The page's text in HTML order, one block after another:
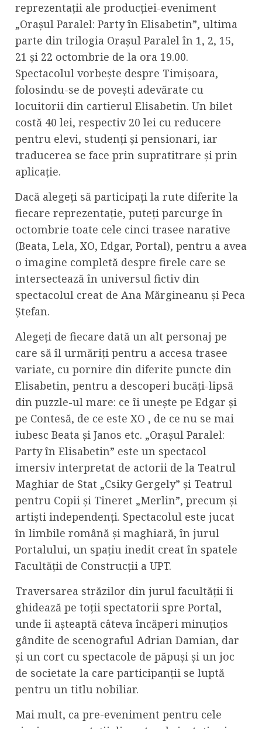
reprezentații ale producției-eveniment
„Orașul Paralel: Party în Elisabetin”, ultima
parte din trilogia Orașul Paralel în 1, 2, 15,
21 și 22 octombrie de la ora 19.00.
Spectacolul vorbește despre Timișoara,
folosindu-se de povești adevărate cu
locuitorii din cartierul Elisabetin. Un bilet
costă 40 lei, respectiv 20 lei cu reducere
pentru elevi, studenți și pensionari, iar
traducerea se face prin supratitrare și prin
aplicație.
Dacă alegeți să participați la rute diferite la
fiecare reprezentație, puteți parcurge în
octombrie toate cele cinci trasee narative
(Beata, Lela, XO, Edgar, Portal), pentru a avea
o imagine completă despre firele care se
intersectează în universul fictiv din
spectacolul creat de Ana Mărgineanu și Peca
Ștefan.
Alegeți de fiecare dată un alt personaj pe
care să îl urmăriți pentru a accesa trasee
variate, cu pornire din diferite puncte din
Elisabetin, pentru a descoperi bucăți-lipsă
din puzzle-ul mare: ce îi unește pe Edgar și
pe Contesă, de ce este XO , de ce nu se mai
iubesc Beata și Janos etc. „Orașul Paralel:
Party în Elisabetin” este un spectacol
imersiv interpretat de actorii de la Teatrul
Maghiar de Stat „Csiky Gergely” și Teatrul
pentru Copii și Tineret „Merlin”, precum și
artiști independenți. Spectacolul este jucat
în limbile română și maghiară, în jurul
Portalului, un spațiu inedit creat în spatele
Facultății de Construcții a UPT.
Traversarea străzilor din jurul facultății îi
ghidează pe toții spectatorii spre Portal,
unde îi așteaptă câteva încăperi minuțios
gândite de scenograful Adrian Damian, dar
și un cort cu spectacole de păpuși și un joc
de societate la care participanții se luptă
pentru un titlu nobiliar.
Mai mult, ca pre-eveniment pentru cele